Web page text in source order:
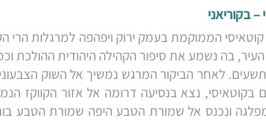
קוטאיסי הממוקמת בעמק ירוק ויפהפה למרגלות הרי
בה נשמע את סיפור הקהילה היהודית ההולכת
לאחר הביקור המרגש נמשיך אל השוק הצבעוני
בקוטאיסי, נצא בנסיעה דרומה אל אזור הקווקז
ונכנס אל שמורת הטבע היפה שמורת הטבע